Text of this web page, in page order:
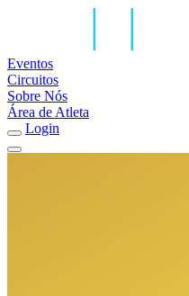
Eventos
Circuitos
Sobre Nós
Área de Atleta
Login